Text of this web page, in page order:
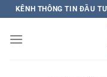
qua
nội
KÊNH THÔNG TIN ĐẦU